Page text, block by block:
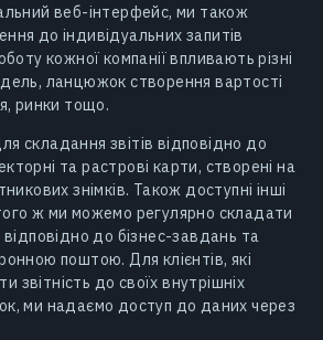
веб-інтерфейс, ми також
до індивідуальних запитів
кожної компанії впливають різні
ланцюжок створення вартості
ринки тощо.
складання звітів відповідно до
та растрові карти, створені на
знімків. Також доступні інші
ж ми можемо регулярно складати
відповідно до бізнес-завдань та
поштою. Для клієнтів, які
звітність до своїх внутрішніх
ми надаємо доступ до даних через